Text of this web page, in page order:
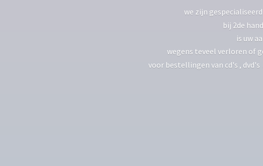
we zijn
bij 2de
is uw
wegens teveel verloren of
voor bestellingen van cd's ,